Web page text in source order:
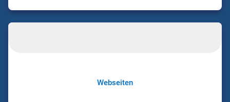
Webseiten